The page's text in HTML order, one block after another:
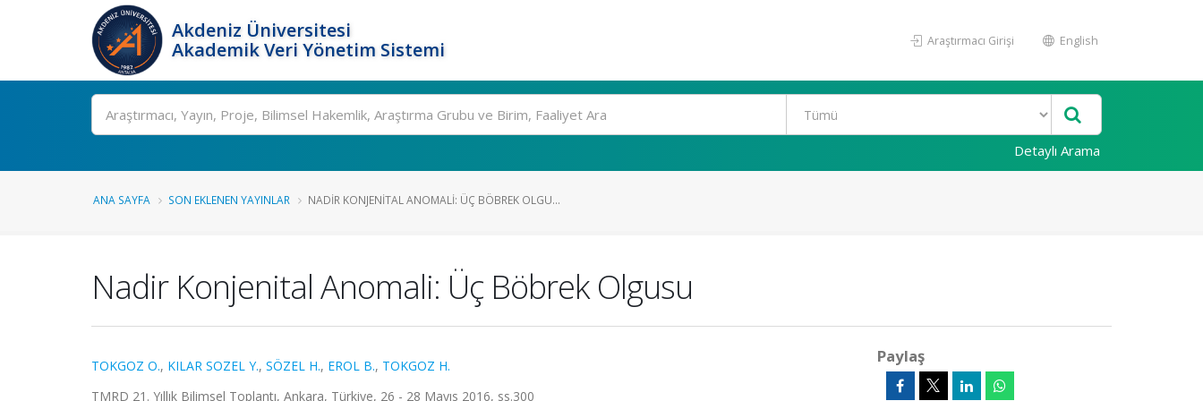
Akdeniz Üniversitesi
Akademik Veri Yönetim Sistemi
Araştırmacı Girişi English
Ara
Detaylı Arama
ANA SAYFA SON EKLENEN YAYINLAR NADIR KONJENITAL ANOMALI: ÜÇ BÖBREK OLGU...
Nadir Konjenital Anomali: Üç Böbrek Olgusu
TOKGOZ O., KILAR SOZEL Y., SÖZEL H., EROL B., TOKGOZ H.
TMRD 21. Yıllık Bilimsel Toplantı, Ankara, Türkiye, 26 - 28 Mayıs 2016, ss.300
Paylaş